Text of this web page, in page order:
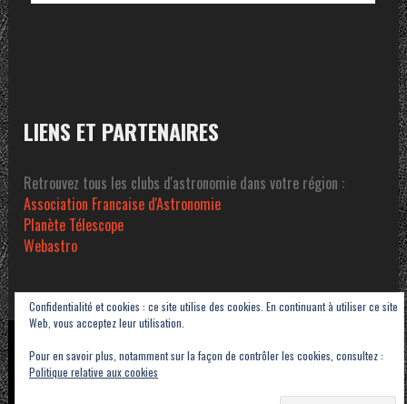
LIENS ET PARTENAIRES
Retrouvez tous les clubs d'astronomie dans votre région :
Association Francaise d'Astronomie
Planète Télescope
Webastro
Copyright © 2023-2026 Association Sétoise d'Astronomie dans le Pays de Thau -
Confidentialité et cookies : ce site utilise des cookies. En continuant à utiliser ce site
Web, vous acceptez leur utilisation.
Pour en savoir plus, notamment sur la façon de contrôler les cookies, consultez :
Politique relative aux cookies